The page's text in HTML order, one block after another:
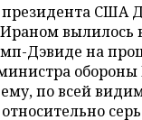
президента США
вылилось
Дэвиде на
обороны
по всей